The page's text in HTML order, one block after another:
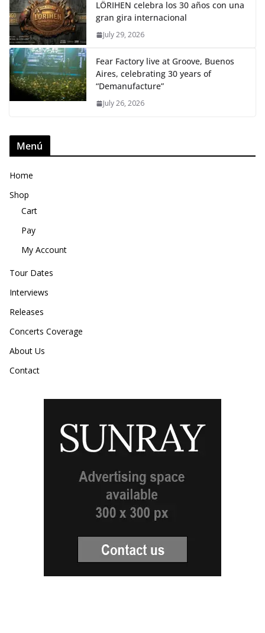
LÖRIHEN celebra los 30 años con una
gran gira internacional
July 29, 2026
Fear Factory live at Groove, Buenos
Aires, celebrating 30 years of
“Demanufacture”
July 26, 2026
Menú
Home
Shop
Cart
Pay
My Account
Tour Dates
Interviews
Releases
Concerts Coverage
About Us
Contact